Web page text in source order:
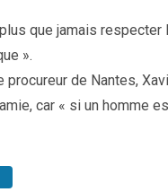
que jamais respecter
».
procureur de Nantes,
car « si un homme